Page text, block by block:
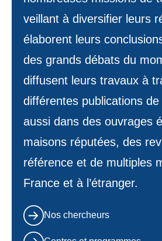
veillant à diversifier leurs
élaborent leurs
des grands débats du
diffusent leurs travaux à
différentes publications de
aussi dans des ouvrages
maisons réputées, des
référence et de multiples
France et à l’étranger.
Nos chercheurs